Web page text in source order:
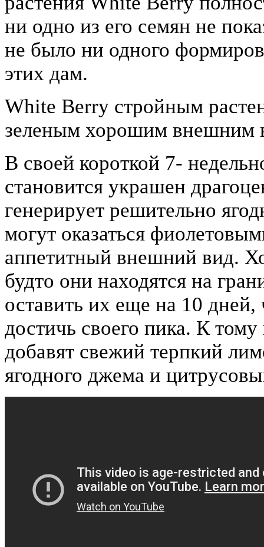
ни одно из его семян не
не было ни одного
этих дам.
White Berry стройным
зеленым хорошим внешним
В своей короткой 7-
становится украшен
генерирует решительно
могут оказаться
аппетитный внешний вид.
будто они находятся на
оставить их еще на 10
достичь своего пика. К
добавят свежий терпкий
ягодного джема и